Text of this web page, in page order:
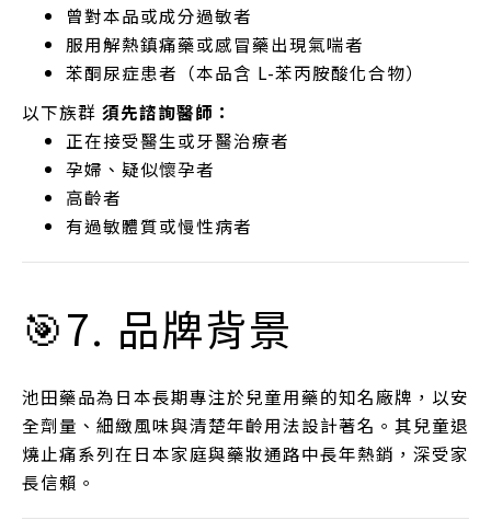
曾對本品或成分過敏者
服用解熱鎮痛藥或感冒藥出現氣喘者
苯酮尿症患者（本品含 L-苯丙胺酸化合物）
以下族群 須先諮詢醫師：
正在接受醫生或牙醫治療者
孕婦、疑似懷孕者
高齡者
有過敏體質或慢性病者
🎯7. 品牌背景
池田藥品為日本長期專注於兒童用藥的知名廠牌，以安
全劑量、細緻風味與清楚年齡用法設計著名。其兒童退
燒止痛系列在日本家庭與藥妝通路中長年熱銷，深受家
長信賴。